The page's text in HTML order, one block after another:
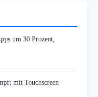
um 30 Prozent,
mit Touchscreen-